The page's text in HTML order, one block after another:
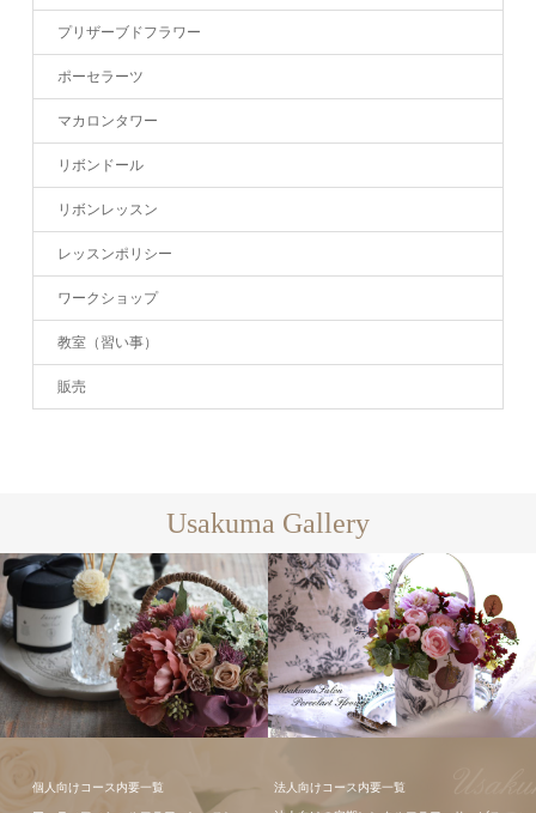
プリザーブドフラワー
ポーセラーツ
マカロンタワー
リボンドール
リボンレッスン
レッスンポリシー
ワークショップ
教室（習い事）
販売
Usakuma Gallery
個人向けコース内要一覧 法人向けコース内要一覧